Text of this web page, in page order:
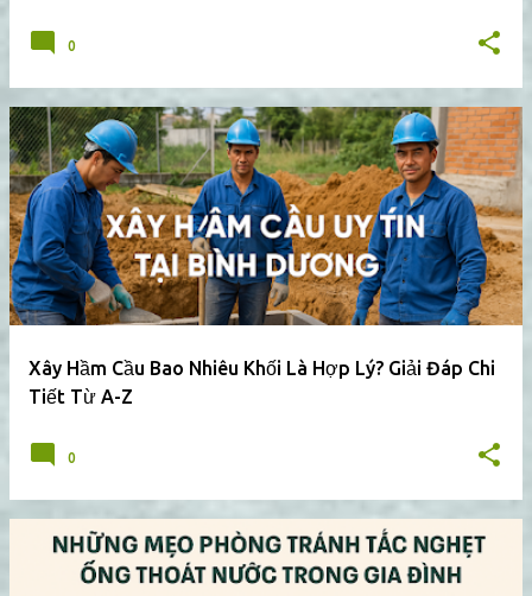
0
Xây Hầm Cầu Bao Nhiêu Khối Là Hợp Lý? Giải Đáp Chi
Tiết Từ A-Z
0